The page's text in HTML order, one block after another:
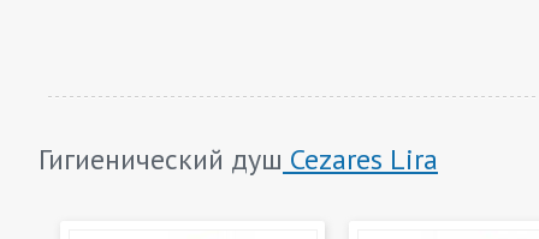
Гигиенический душ Cezares Lira